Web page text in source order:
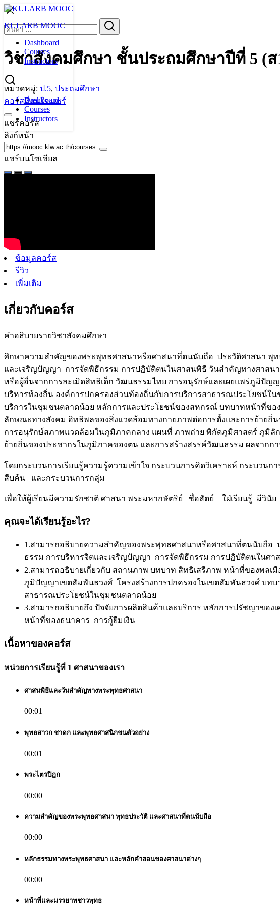
Skip
content
KULARB MOOC
Dashboard
Courses
Instructors
Dashboard
Courses
Instructors
Search
for:
วิชาสังคมศึกษา ชั้นประถมศึกษาปีที่ 5 (ส
หมวดหมู่: ป.5, ประถมศึกษา
คอร์สที่สนใจแชร์
แชร์คอร์ส
ลิงก์หน้า
แชร์บนโซเชียล
ข้อมูลคอร์ส
รีวิว
เพิ่มเติม
เกี่ยวกับคอร์ส
คำอธิบายรายวิชาสังคมศึกษา
ศึกษาความสำคัญของพระพุทธศาสนาหรือศาสนาที่ตนนับถือ ประวัติศาสนา พุท
และเจริญปัญญา การจัดพิธีกรรม การปฏิบัติตนในศาสนพิธี วันสำคัญทางศาสน
หรือผู้อื่นจากการละเมิดสิทธิเด็ก วัฒนธรรมไทย การอนุรักษ์และเผยแพร่ภูมิปั
บริหารท้องถิ่น องค์การปกครองส่วนท้องถิ่นกับการบริการสาธารณประโยชน์ใ
บริการในชุมชนตลาดน้อย หลักการและประโยชน์ของสหกรณ์ บทบาทหน้าที่
ลักษณะทางสังคม อิทธิพลของสิ่งแวดล้อมทางกายภาพต่อการตั้งและการย้าย
การอนุรักษ์สภาพแวดล้อมในภูมิภาคกลาง แผนที่ ภาพถ่าย พิกัดภูมิศาสตร์ ภูมิ
ย้ายถิ่นของประชากรในภูมิภาคของตน และการสร้างสรรค์วัฒนธรรม ผลจาก
โดยกระบวนการเรียนรู้ความรู้ความเข้าใจ กระบวนการคิดวิเคราะห์ กระบ
สืบค้น และกระบวนการกลุ่ม
เพื่อให้ผู้เรียนมีความรักชาติ ศาสนา พระมหากษัตริย์ ซื่อสัตย์ ใฝ่เรียนรู้ มีวินั
คุณจะได้เรียนรู้อะไร?
1.สามารถอธิบายความสำคัญของพระพุทธศาสนาหรือศาสนาที่ตนนับถือ
ธรรม การบริหารจิตและเจริญปัญญา การจัดพิธีกรรม การปฏิบัติตนในศ
2.สามารถอธิบายเกี่ยวกับ สถานภาพ บทบาท สิทธิเสรีภาพ หน้าที่ของพลเ
ภูมิปัญญาเขตสัมพันธวงศ์ โครงสร้างการปกครองในเขตสัมพันธวงศ์ บท
สาธารณประโยชน์ในชุมชนตลาดน้อย
3.สามารถอธิบายถึง ปัจจัยการผลิตสินค้าและบริการ หลักการปรัชญาขอ
หน้าที่ของธนาคาร การกู้ยืมเงิน
เนื้อหาของคอร์ส
หน่วยการเรียนรู้ที่ 1 ศาสนาของเรา
ศาสนพิธีและวันสำคัญทางพระพุทธศาสนา
00:01
พุทธสาวก ชาดก และพุทธศาสนิกชนตัวอย่าง
00:01
พระไตรปิฎก
00:00
ความสำคัญของพระพุทธศาสนา พุทธประวัติ และศาสนาที่ตนนับถือ
00:00
หลักธรรมทางพระพุทธศาสนา และหลักคำสอนของศาสนาต่างๆ
00:00
หน้าที่และมรรยาทชาวพุทธ